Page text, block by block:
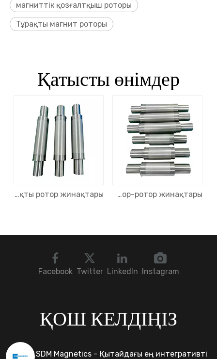
магниттік қозғалтқыш роторы
Тұрақты магнит роторы
Қатысты өнімдер
Арнайы щеткасыз қозғалтқыш статорлары және жоғары жылдамдықты ротор жинақтары Арнайы жоғары жылдамдықты тұрақты магнит роторлары және статор-ротор жинақтары
Facebook Twitter LinkedIn Instagram
ҚОШ КЕЛДІҢІЗ
SDM Magnetics - Қытайдағы ең интегративті